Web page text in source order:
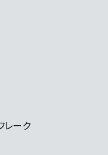
レーク